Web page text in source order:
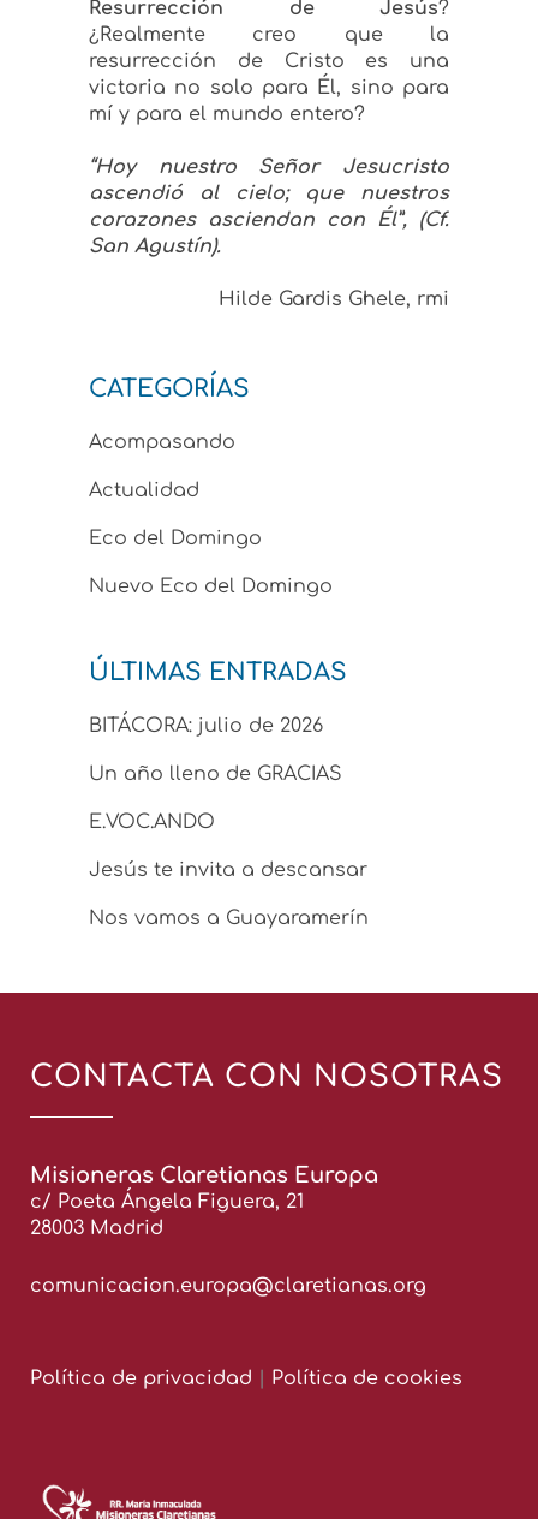
Resurrección de Jesús?
¿Realmente creo que la
resurrección de Cristo es una
victoria no solo para Él, sino para
mí y para el mundo entero?
“Hoy nuestro Señor Jesucristo
ascendió al cielo; que nuestros
corazones asciendan con Él”, (Cf.
San Agustín).
Hilde Gardis Ghele, rmi
CATEGORÍAS
Acompasando
Actualidad
Eco del Domingo
Nuevo Eco del Domingo
ÚLTIMAS ENTRADAS
BITÁCORA: julio de 2026
Un año lleno de GRACIAS
E.VOC.ANDO
Jesús te invita a descansar
Nos vamos a Guayaramerín
CONTACTA CON NOSOTRAS
Misioneras Claretianas Europa
c/ Poeta Ángela Figuera, 21
28003 Madrid
comunicacion.europa@claretianas.org
Política de privacidad Política de cookies